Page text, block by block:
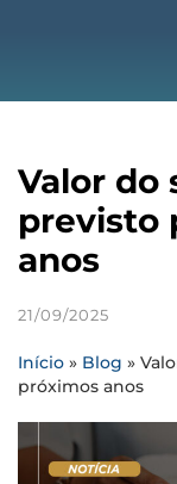
Valor do
previsto
anos
21/09/2025
Início » Blog »
próximos anos